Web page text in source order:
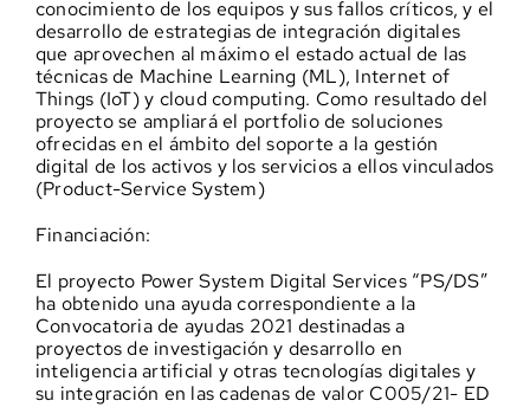
conocimiento de los equipos y sus fallos críticos, y el
desarrollo de estrategias de integración digitales
que aprovechen al máximo el estado actual de las
técnicas de Machine Learning (ML), Internet of
Things (IoT) y cloud computing. Como resultado del
proyecto se ampliará el portfolio de soluciones
ofrecidas en el ámbito del soporte a la gestión
digital de los activos y los servicios a ellos vinculados
(Product-Service System)
Financiación:
El proyecto Power System Digital Services “PS/DS”
ha obtenido una ayuda correspondiente a la
Convocatoria de ayudas 2021 destinadas a
proyectos de investigación y desarrollo en
inteligencia artificial y otras tecnologías digitales y
su integración en las cadenas de valor C005/21- ED